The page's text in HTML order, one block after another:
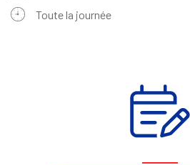
Toute la journée